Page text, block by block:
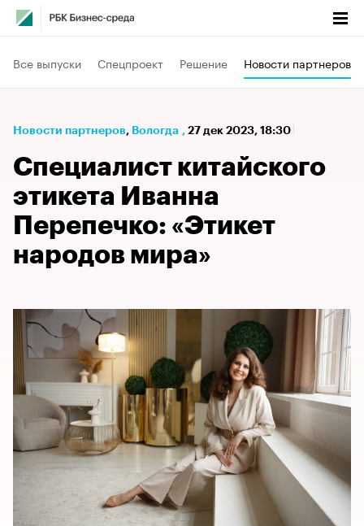
Все выпуски Спецпроект Решение Новости партнеров
Новости партнеров⁠, Вологда , 27 дек 2023, 18:30
Специалист китайского
этикета Иванна
Перепечко: «Этикет
народов мира»